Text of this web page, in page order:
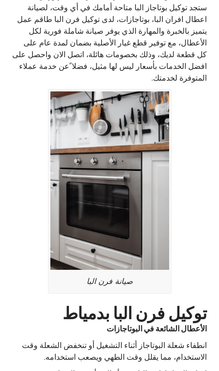
ستجد توكيل بوتاجاز البا متاحة أمامك في أي وقت، لصيانة
اعطال افران البا، بوتاجازات، لدى توكيل فرن البا طاقم عمل
يتميز بالخبرة والمهارة الذي يوفر صيانة شاملة فورية لكل
الأعطال، مع توفير قطع غيار الأصلية بضمان لمدة عام على
كل قطعة لديك، وذلك بخصومات هائلة، اتصل الان واحصل على
افضل الخدمات بأسعار ليس لها مثيل، فضلا ًعن خدمة عملاء
المتوفرة لخدمتك.
صيانة فرن البا
توكيل فرن البا بدمياط
الأعطال الشائعة في البوتاجازات
انطفاء شعلة البوتاجاز أثناء التشغيل أو تنخفض الشعلة وقت
الاستخدام، مما يقلل وقت الطهي ويصعب استخدامه.